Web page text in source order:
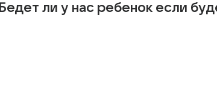
Бедет ли у нас ребенок если